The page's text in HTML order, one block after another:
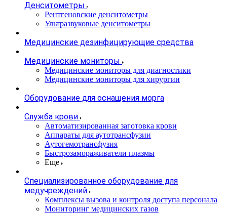
Денситометры
Рентгеновские денситометры
Ультразвуковые денситометры
Медицинские дезинфицирующие средства
Медицинские мониторы
Медицинские мониторы для диагностики
Медицинские мониторы для хирургии
Оборудование для оснащения морга
Служба крови
Автоматизированная заготовка крови
Аппараты для аутотрансфузии
Аутогемотрансфузия
Быстрозамораживатели плазмы
Еще
Специализированное оборудование для
медучреждений
Комплексы вызова и контроля доступа персонала
Мониторинг медицинских газов